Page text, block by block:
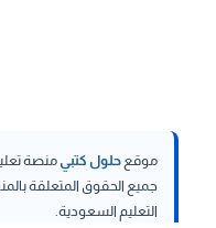
موقع حلول كتبيمنصة
جميع الحقوق المتعلقة
التعليم السعودية.